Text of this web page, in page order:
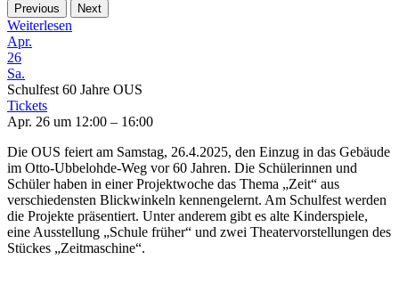
Previous Next
Weiterlesen
Apr.
26
Sa.
Schulfest 60 Jahre OUS
Tickets
Apr. 26 um 12:00 – 16:00
Die OUS feiert am Samstag, 26.4.2025, den Einzug in das Gebäude
im Otto-Ubbelohde-Weg vor 60 Jahren. Die Schülerinnen und
Schüler haben in einer Projektwoche das Thema „Zeit“ aus
verschiedensten Blickwinkeln kennengelernt. Am Schulfest werden
die Projekte präsentiert. Unter anderem gibt es alte Kinderspiele,
eine Ausstellung „Schule früher“ und zwei Theatervorstellungen des
Stückes „Zeitmaschine“.